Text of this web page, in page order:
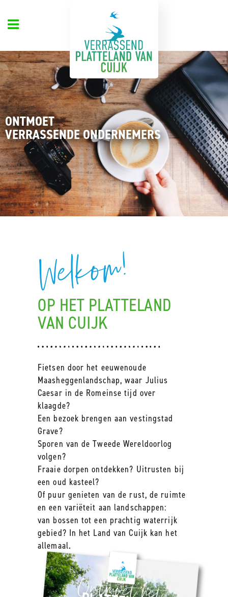
ONTMOET
VERRASSENDE ONDERNEMERS
Welkom!
OP HET PLATTELAND
VAN CUIJK
Fietsen door het eeuwenoude
Maasheggenlandschap, waar Julius
Caesar in de Romeinse tijd over
klaagde?
Een bezoek brengen aan vestingstad
Grave?
Sporen van de Tweede Wereldoorlog
volgen?
Fraaie dorpen ontdekken? Uitrusten bij
een oud kasteel?
Of puur genieten van de rust, de ruimte
en een variëteit aan landschappen:
van bossen tot een prachtig waterrijk
gebied? In het Land van Cuijk kan het
allemaal.